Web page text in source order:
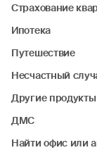
Страхование
Ипотека
Путешествие
Несчастный
Другие продукты
ДМС
Найти офис или